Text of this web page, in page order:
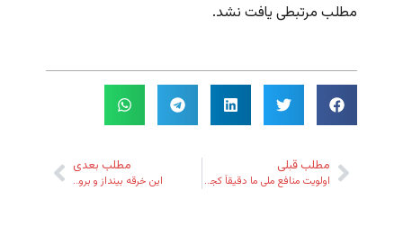
مطلب مرتبطی یافت نشد.
مطلب قبلی
اولویت منافع ملی ما دقیقاً کجاست؟ و چرا؟
مطلب بعدی
این خرقه بینداز و برو…